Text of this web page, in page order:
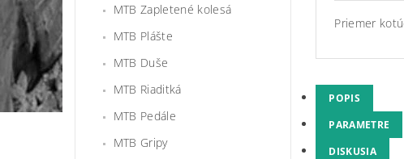
MTB Zapletené kolesá
MTB Plášte
MTB Duše
MTB Riaditká
MTB Pedále
MTB Gripy
Priemer
POPIS
PARAMETRE
DISKUSIA